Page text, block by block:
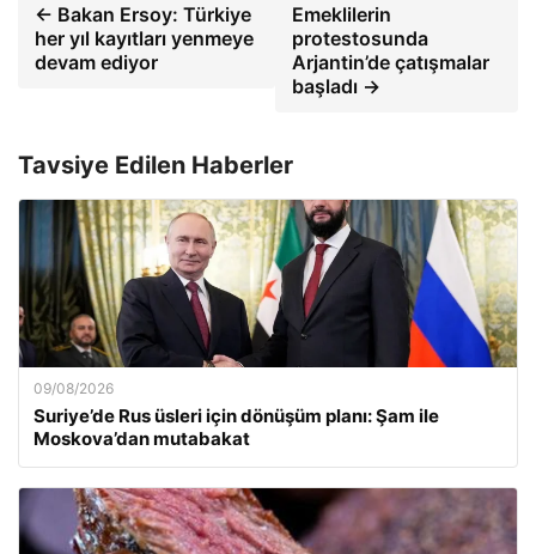
← Bakan Ersoy: Türkiye
her yıl kayıtları yenmeye
devam ediyor
Emeklilerin
protestosunda
Arjantin’de çatışmalar
başladı →
Tavsiye Edilen Haberler
09/08/2026
Suriye’de Rus üsleri için dönüşüm planı: Şam ile
Moskova’dan mutabakat